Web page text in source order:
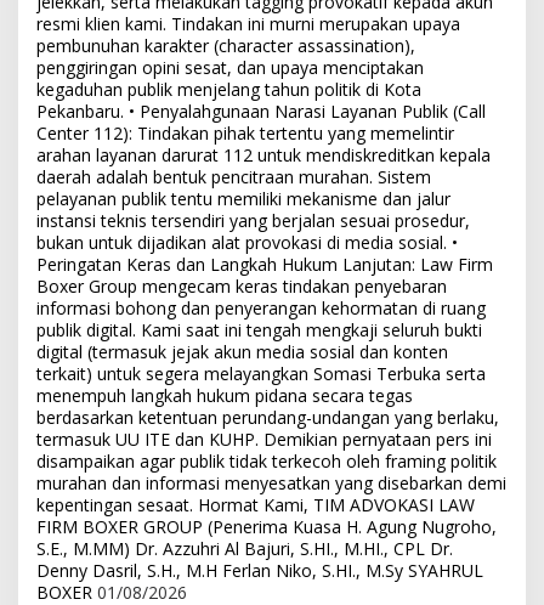
resmi klien kami. Tindakan ini murni merupakan upaya
pembunuhan karakter (character assassination),
penggiringan opini sesat, dan upaya menciptakan
kegaduhan publik menjelang tahun politik di Kota
Pekanbaru. • Penyalahgunaan Narasi Layanan Publik (Call
Center 112): Tindakan pihak tertentu yang memelintir
arahan layanan darurat 112 untuk mendiskreditkan kepala
daerah adalah bentuk pencitraan murahan. Sistem
pelayanan publik tentu memiliki mekanisme dan jalur
instansi teknis tersendiri yang berjalan sesuai prosedur,
bukan untuk dijadikan alat provokasi di media sosial. •
Peringatan Keras dan Langkah Hukum Lanjutan: Law Firm
Boxer Group mengecam keras tindakan penyebaran
informasi bohong dan penyerangan kehormatan di ruang
publik digital. Kami saat ini tengah mengkaji seluruh bukti
digital (termasuk jejak akun media sosial dan konten
terkait) untuk segera melayangkan Somasi Terbuka serta
menempuh langkah hukum pidana secara tegas
berdasarkan ketentuan perundang-undangan yang berlaku,
termasuk UU ITE dan KUHP. Demikian pernyataan pers ini
disampaikan agar publik tidak terkecoh oleh framing politik
murahan dan informasi menyesatkan yang disebarkan demi
kepentingan sesaat. Hormat Kami, TIM ADVOKASI LAW
FIRM BOXER GROUP (Penerima Kuasa H. Agung Nugroho,
S.E., M.MM) Dr. Azzuhri Al Bajuri, S.HI., M.HI., CPL Dr.
Denny Dasril, S.H., M.H Ferlan Niko, S.HI., M.Sy SYAHRUL
BOXER 01/08/2026